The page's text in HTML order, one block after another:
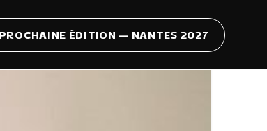
PROCHAINE ÉDITION — NANTES 2027